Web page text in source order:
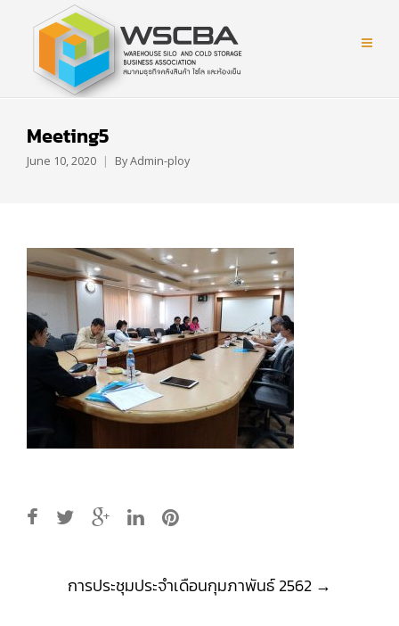
Meeting5
June 10, 2020 ByAdmin-ploy
Post
navigation
การประชุมประจำเดือนกุมภาพันธ์ 2562 →